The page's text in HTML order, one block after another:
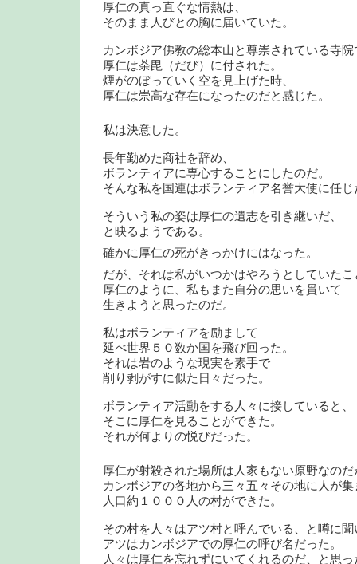
厚仁の真っ直ぐな情熱は、
そのまま人びとの胸に届いていた。
カンボジア佛教の総本山と尊崇されている寺院
厚仁は荼毘（だび）に付された。
煙がのぼっていく空を見上げた時、
厚仁は崇高な存在になったのだと感じた。
私は決意した。
長年勤めた商社を辞め、
ボランティアに専心することにしたのだ。
そんな私を国連はボランティア名誉大使に任じ
そういう私の姿は厚仁の遺志を引き継いだ、
と映るようである。
確かに厚仁の死がきっかけにはなった。
だが、それは私がいつかはやろうとしていた
厚仁のように、私もまた自分の思いを貫いて
生きようと思ったのだ。
私はボランティアを励まして
延べ世界５０数か国を飛び回った。
それは岩のような現実を素手で
削り剥がすに似た日々だった。
ボランティア活動をする人々に接していると、
そこに厚仁を見ることができた。
それが何よりの悦びだった。
厚仁が射殺された場所は人家もない原野なのだ
カンボジアの各地から三々五々その地に人が集
人口約１０００人の村ができた。
その村を人々はアツ村と呼んでいる、と噂に聞
アツはカンボジアでの厚仁の呼び名だった。
人々は厚仁を忘れずにいてくれるのだ、と思っ